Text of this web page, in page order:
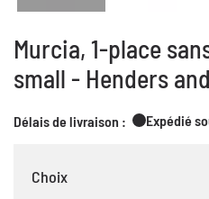
Murcia, 1-place
small - Henders
Délais de livraison : Expédié
Choix